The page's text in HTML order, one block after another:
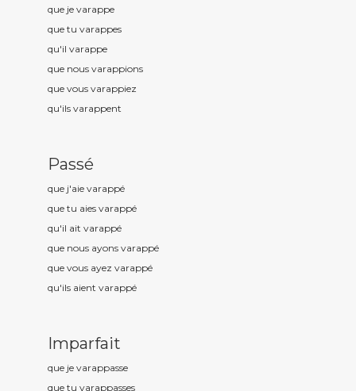
que je varappe
que tu varappes
qu'il varappe
que nous varappions
que vous varappiez
qu'ils varappent
Passé
que j'aie varappé
que tu aies varappé
qu'il ait varappé
que nous ayons varappé
que vous ayez varappé
qu'ils aient varappé
Imparfait
que je varappasse
que tu varappasses